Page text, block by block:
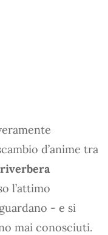
d’anime tra
riverbera
l’attimo
- e si
mai conosciuti.